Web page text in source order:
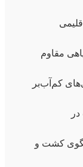
مقاوم
کم‌آب‌بر
کشت و